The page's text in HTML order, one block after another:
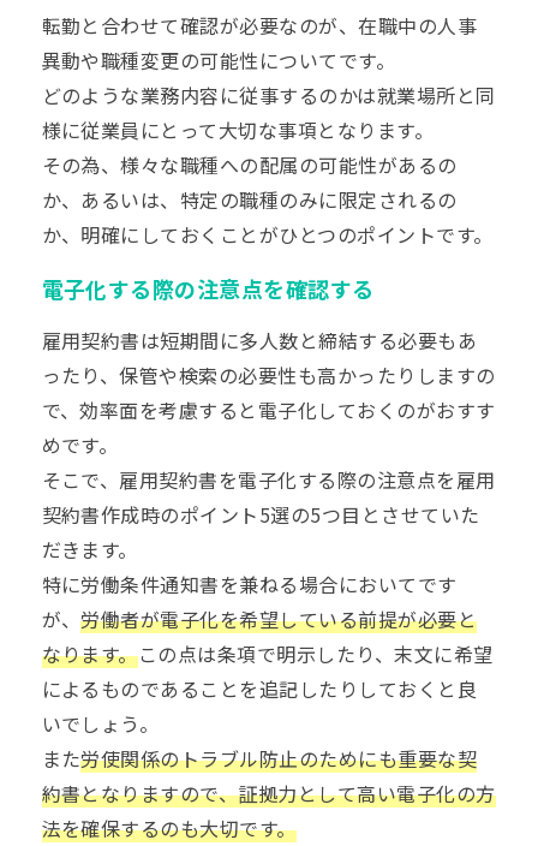
転勤と合わせて確認が必要なのが、在職中の人事
異動や職種変更の可能性についてです。
どのような業務内容に従事するのかは就業場所と同
様に従業員にとって大切な事項となります。
その為、様々な職種への配属の可能性があるの
か、あるいは、特定の職種のみに限定されるの
か、明確にしておくことがひとつのポイントです。
電子化する際の注意点を確認する
雇用契約書は短期間に多人数と締結する必要もあ
ったり、保管や検索の必要性も高かったりしますの
で、効率面を考慮すると電子化しておくのがおすす
めです。
そこで、雇用契約書を電子化する際の注意点を雇用
契約書作成時のポイント5選の5つ目とさせていた
だきます。
特に労働条件通知書を兼ねる場合においてです
が、労働者が電子化を希望している前提が必要と
なります。この点は条項で明示したり、末文に希望
によるものであることを追記したりしておくと良
いでしょう。
また労使関係のトラブル防止のためにも重要な契
約書となりますので、証拠力として高い電子化の方
法を確保するのも大切です。